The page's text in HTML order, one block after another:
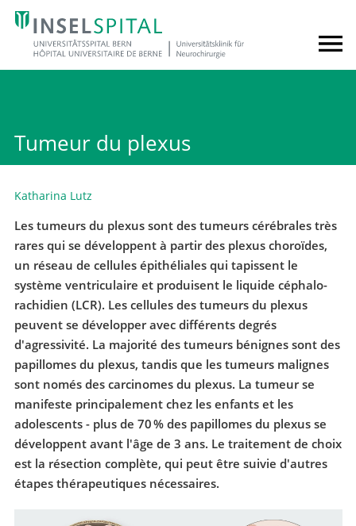
Tumeur du plexus
Katharina Lutz
Les tumeurs du plexus sont des tumeurs cérébrales très
rares qui se développent à partir des plexus choroïdes,
un réseau de cellules épithéliales qui tapissent le
système ventriculaire et produisent le liquide céphalo-
rachidien (LCR). Les cellules des tumeurs du plexus
peuvent se développer avec différents degrés
d'agressivité. La majorité des tumeurs bénignes sont des
papillomes du plexus, tandis que les tumeurs malignes
sont només des carcinomes du plexus. La tumeur se
manifeste principalement chez les enfants et les
adolescents - plus de 70 % des papillomes du plexus se
développent avant l'âge de 3 ans. Le traitement de choix
est la résection complète, qui peut être suivie d'autres
étapes thérapeutiques nécessaires.